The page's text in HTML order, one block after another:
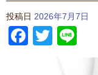
投稿日 2026年7月7日